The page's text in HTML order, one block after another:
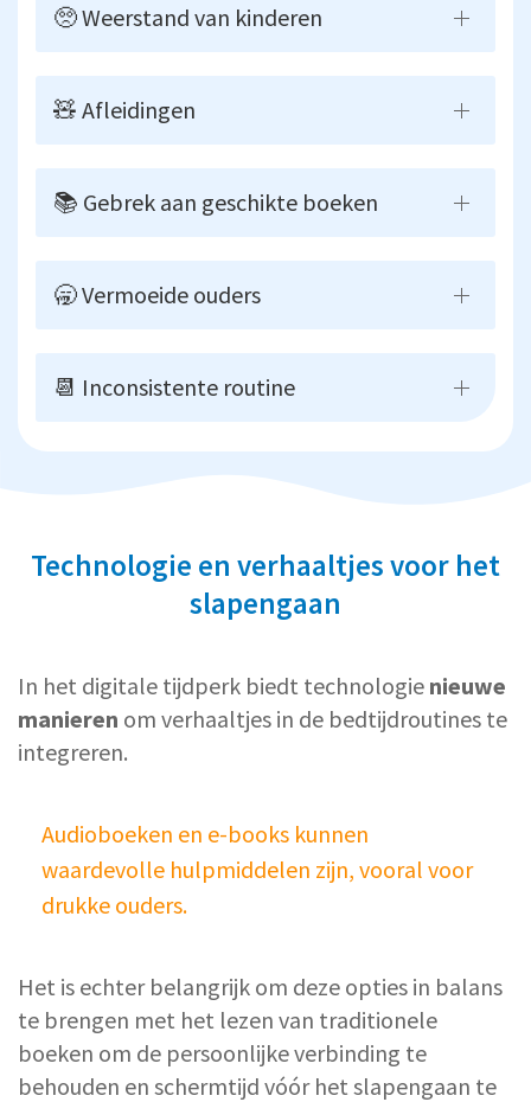
🥺 Weerstand van kinderen
🧸 Afleidingen
📚 Gebrek aan geschikte boeken
🥱 Vermoeide ouders
📆 Inconsistente routine
Technologie en verhaaltjes voor het
slapengaan
In het digitale tijdperk biedt technologie nieuwe
manieren om verhaaltjes in de bedtijdroutines te
integreren.
Audioboeken en e-books kunnen
waardevolle hulpmiddelen zijn, vooral voor
drukke ouders.
Het is echter belangrijk om deze opties in balans
te brengen met het lezen van traditionele
boeken om de persoonlijke verbinding te
behouden en schermtijd vóór het slapengaan te